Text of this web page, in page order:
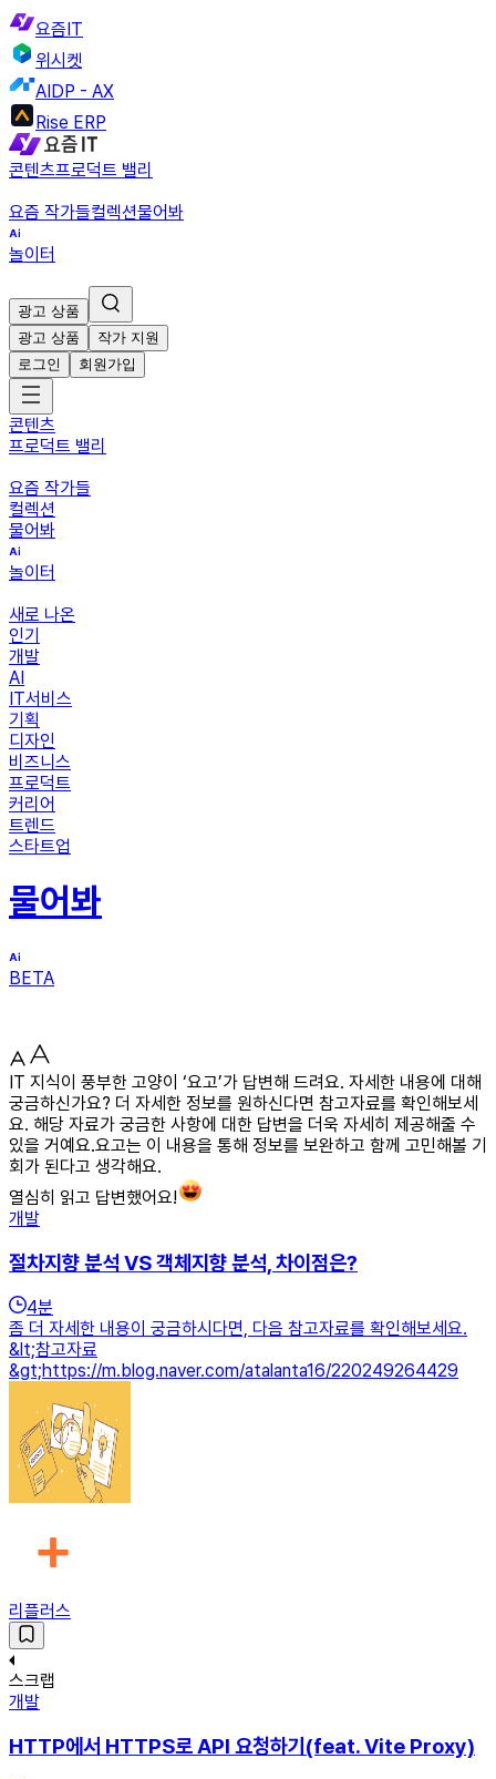
요즘IT
위시켓
AIDP - AX
Rise ERP
콘텐츠프로덕트 밸리
요즘 작가들컬렉션물어봐
놀이터
광고 상품
광고 상품
작가 지원
로그인
회원가입
콘텐츠
프로덕트 밸리
요즘 작가들
컬렉션
물어봐
놀이터
새로 나온
인기
개발
AI
IT서비스
기획
디자인
비즈니스
프로덕트
커리어
트렌드
스타트업
물어봐
BETA
IT 지식이 풍부한 고양이 ‘요고’가 답변해 드려요. 자세한 내용에 대해
궁금하신가요? 더 자세한 정보를 원하신다면 참고자료를 확인해보세
요. 해당 자료가 궁금한 사항에 대한 답변을 더욱 자세히 제공해줄 수
있을 거예요.요고는 이 내용을 통해 정보를 보완하고 함께 고민해볼 기
회가 된다고 생각해요.
열심히 읽고 답변했어요!
개발
절차지향 분석 VS 객체지향 분석, 차이점은?
4분
좀 더 자세한 내용이 궁금하시다면, 다음 참고자료를 확인해보세요.
&lt;참고자료
&gt;https://m.blog.naver.com/atalanta16/220249264429
리플러스
스크랩
개발
HTTP에서 HTTPS로 API 요청하기(feat. Vite Proxy)